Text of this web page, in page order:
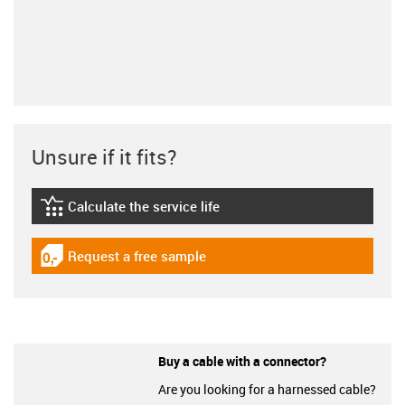
Unsure if it fits?
igus-icon-lebensdauerrechner
Calculate the service life
igus-icon-gratismuster
Request a free sample
Buy a cable with a connector?
Are you looking for a harnessed cable?